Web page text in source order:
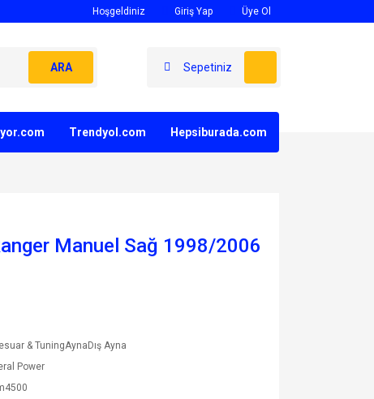
Hoşgeldiniz Giriş Yap Üye Ol
ARA Sepetiniz
Trendyol.com Hepsiburada.com
Manuel Sağ 1998/2006
& TuningAynaDış Ayna
Power